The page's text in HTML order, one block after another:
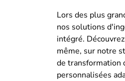
Lors des plus
nos solutions
intégré.
même, sur notre
de transformation
personnalisées